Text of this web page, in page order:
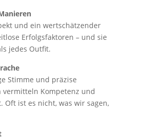
und ein wertschätzender
Erfolgsfaktoren – und sie
jedes Outfit.
Stimme und präzise
vermitteln Kompetenz und
Oft ist es nicht, was wir sagen,